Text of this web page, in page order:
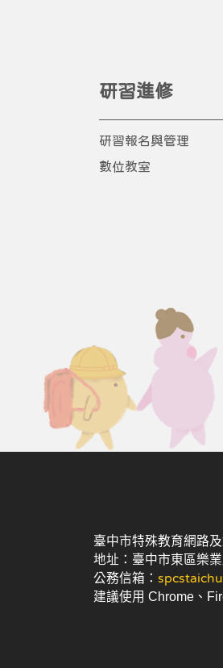
研習進修
研習報名與管理
數位教室
臺中市特殊教育網路
地址：臺中市東區樂
公務信箱：
建議使用 Chrome、